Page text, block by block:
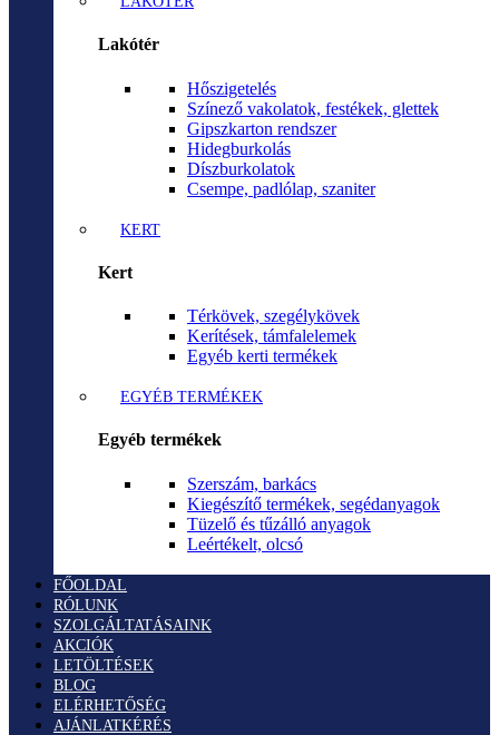
Lakótér
Hőszigetelés
Színező vakolatok, festékek, glettek
Gipszkarton rendszer
Hidegburkolás
Díszburkolatok
Csempe, padlólap, szaniter
KERT
Kert
Térkövek, szegélykövek
Kerítések, támfalelemek
Egyéb kerti termékek
EGYÉB TERMÉKEK
Egyéb termékek
Szerszám, barkács
Kiegészítő termékek, segédanyagok
Tüzelő és tűzálló anyagok
Leértékelt, olcsó
FŐOLDAL
RÓLUNK
SZOLGÁLTATÁSAINK
AKCIÓK
LETÖLTÉSEK
BLOG
ELÉRHETŐSÉG
AJÁNLATKÉRÉS